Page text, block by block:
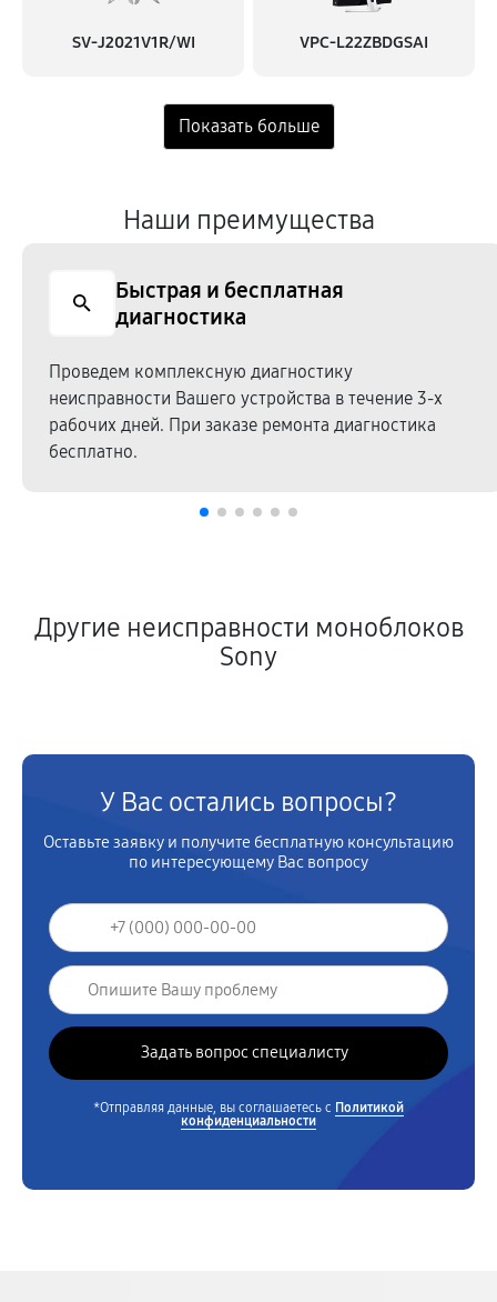
SV-J2021V1R/WI VPC-L22ZBDGSAI
Наши преимущества
Быстрая и бесплатная
диагностика
Проведем комплексную диагностику
неисправности Вашего устройства в течение 3-х
рабочих дней. При заказе ремонта диагностика
бесплатно.
Другие неисправности моноблоков
Sony
У Вас остались вопросы?
Оставьте заявку и получите бесплатную консультацию
по интересующему Вас вопросу
*Отправляя данные, вы соглашаетесь с Политикой
конфиденциальности